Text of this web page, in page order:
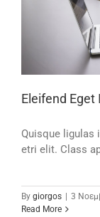
Eleifend Eget
Quisque ligulas
etri elit. Class
By giorgos | 3
Read More